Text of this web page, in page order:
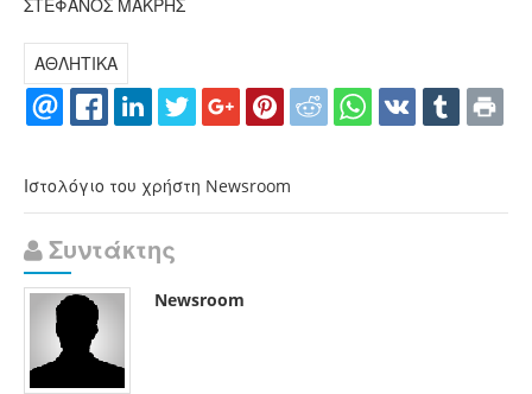
ΣΤΕΦΑΝΟΣ ΜΑΚΡΗΣ
ΑΘΛΗΤΙΚΑ
Ιστολόγιο του χρήστη Newsroom
Συντάκτης
Newsroom